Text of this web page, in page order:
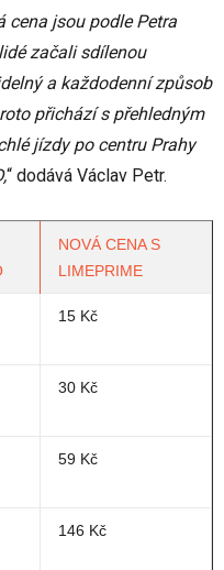
cena jsou podle Petra
začali sdílenou
a každodenní způsob
přichází s přehledným
jízdy po centru Prahy
“ dodává Václav Petr.
NOVÁ CENA S
LIMEPRIME
15 Kč
30 Kč
59 Kč
146 Kč